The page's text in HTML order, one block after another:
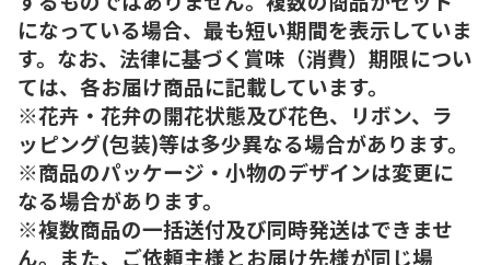
になっている場合、最も短い期間を表示していま
す。なお、法律に基づく賞味（消費）期限につい
ては、各お届け商品に記載しています。
※花卉・花弁の開花状態及び花色、リボン、ラ
ッピング(包装)等は多少異なる場合があります。
※商品のパッケージ・小物のデザインは変更に
なる場合があります。
※複数商品の一括送付及び同時発送はできませ
ん。また、ご依頼主様とお届け先様が同じ場